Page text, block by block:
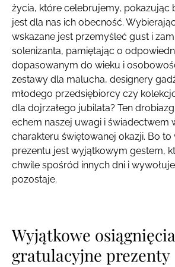
życia, które celebrujemy, pokazując
jest dla nas ich obecność.
wskazane jest przemyśleć gust i
solenizanta, pamiętając o
dopasowanym do wieku i
zestawy dla malucha, designery
młodego przedsiębiorcy czy
dla dojrzałego jubilata? Ten
echem naszej uwagi i świadectwem
charakteru świętowanej okazji. Bo to
prezentu jest wyjątkowym gestem,
chwile spośród innych dni i
pozostaje.
Wyjątkowe
gratulacyjne prezenty